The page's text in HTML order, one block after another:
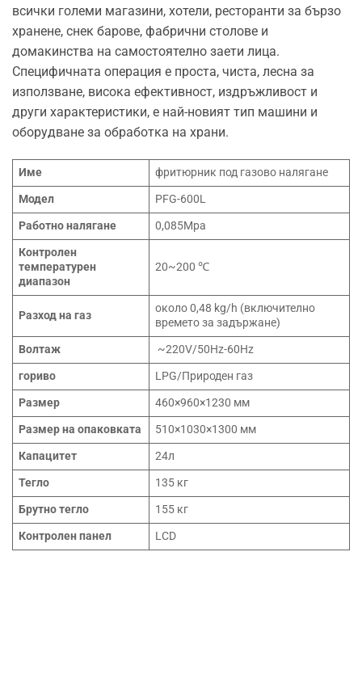
всички големи магазини, хотели, ресторанти за бързо
хранене, снек барове, фабрични столове и
домакинства на самостоятелно заети лица.
Специфичната операция е проста, чиста, лесна за
използване, висока ефективност, издръжливост и
други характеристики, е най-новият тип машини и
оборудване за обработка на храни.
Име
фритюрник под газово налягане
Модел
PFG-600L
Работно налягане
0,085Mpa
Контролен
температурен
диапазон
20~200 ℃
Разход на газ
около 0,48 kg/h (включително
времето за задържане)
Волтаж
~220V/50Hz-60Hz
гориво
LPG/Природен газ
Размер
460×960×1230 мм
Размер на опаковката
510×1030×1300 мм
Капацитет
24л
Тегло
135 кг
Брутно тегло
155 кг
Контролен панел
LCD